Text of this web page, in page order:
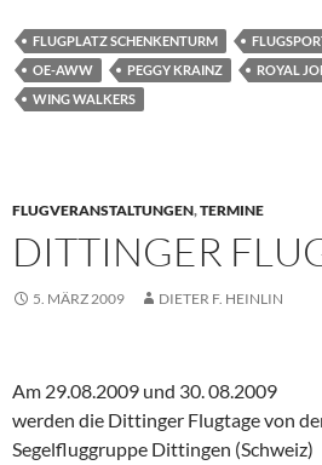
FLUGPLATZ SCHENKENTURM
OE-AWW
PEGGY KRAINZ
ROYAL
WING WALKERS
FLUGVERANSTALTUNGEN,TERMINE
DITTINGER
5. MÄRZ 2009 DIETER F. HEINLIN
Am 29.08.2009 und 30. 08.2009
werden die Dittinger Flugtage von
Segelfluggruppe Dittingen (Schweiz)